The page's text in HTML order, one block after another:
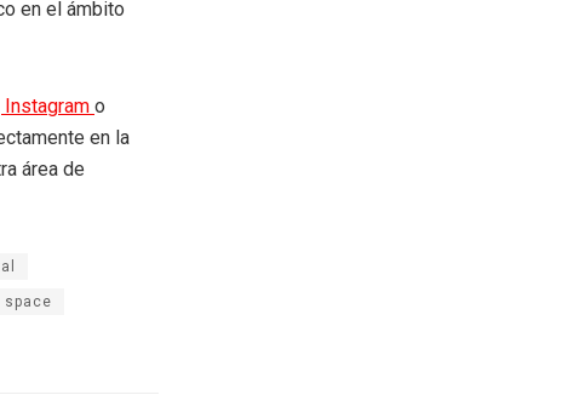
en el ámbito
Instagram o
en la
área de
space